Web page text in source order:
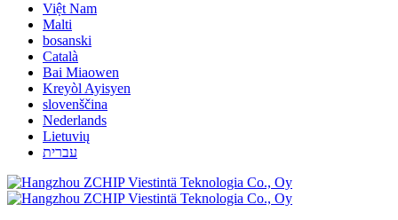
Việt Nam
Malti
bosanski
Català
Bai Miaowen
Kreyòl Ayisyen
slovenščina
Nederlands
Lietuvių
עברית